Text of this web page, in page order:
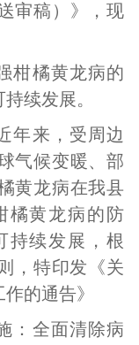
审稿）》
，现
柑橘黄龙病的
持续发展。
年来 ， 受周边
气候变暖、部
黄龙病在我县
橘黄龙病的防
持续发展 ，根
， 特印发 《关
的通告》
：全面清除病